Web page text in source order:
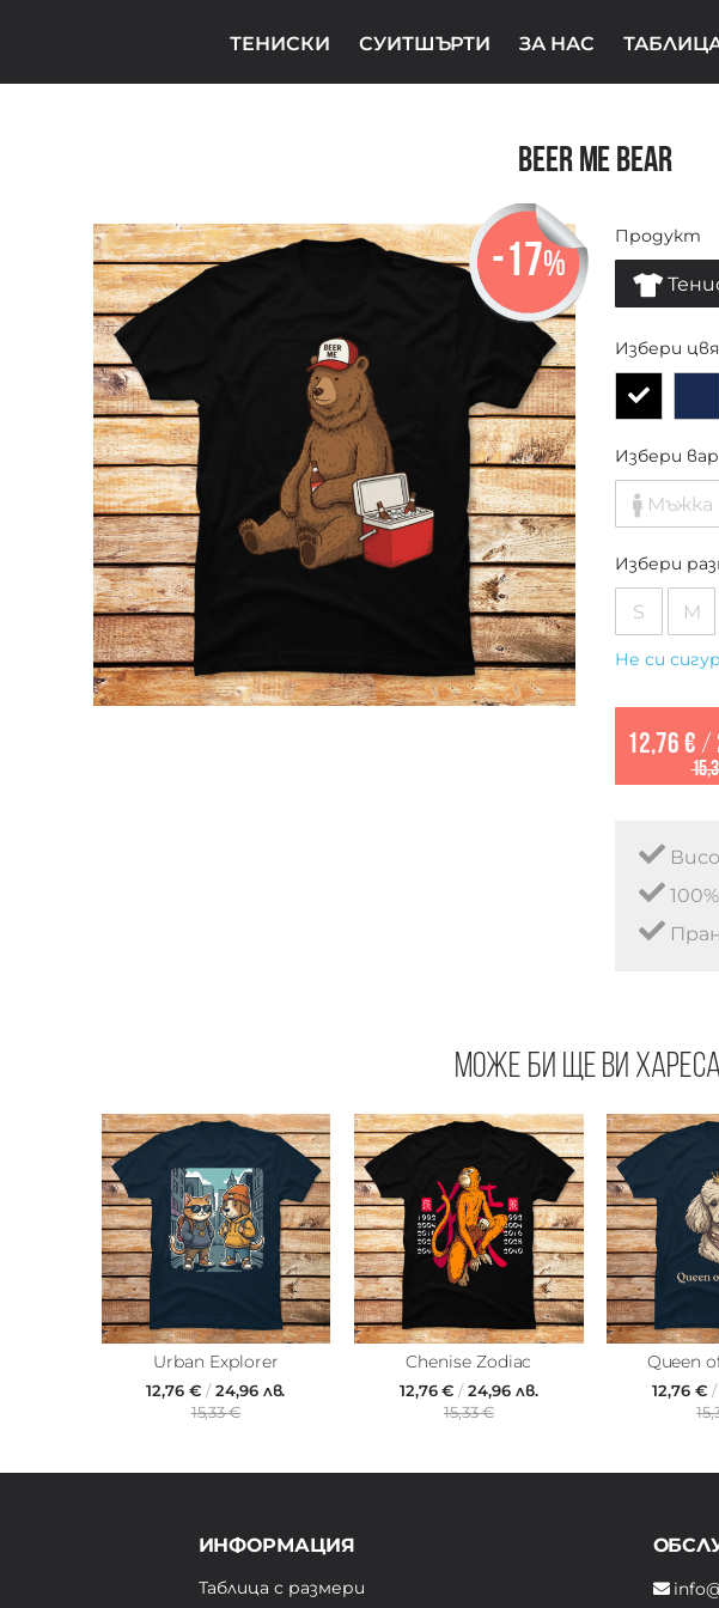
ТЕНИСКИ СУИТШЪРТИ ЗА НАС
Beer Me Bear
-17%
Продукт
Избери
Избери
Мъжка
Избери
S M
Не си
12,76 € /
Може би ще ви
Urban Explorer
12,76 € /24,96 лв.
15,33 €
Chenise Zodiac
12,76 €/24,96 лв.
15,33 €
Queen
12,76 € /
ИНФОРМАЦИЯ
Таблица с размери